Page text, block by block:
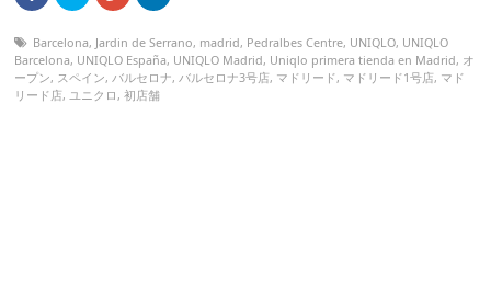
Barcelona, Jardin de Serrano, madrid, Pedralbes Centre, UNIQLO, UNIQLO
Barcelona, UNIQLO España, UNIQLO Madrid, Uniqlo primera tienda en Madrid, オ
ープン, スペイン,バルセロナ,バルセロナ3号店, マドリード, マドリード1号店, マド
リード店,ユニクロ,初店舗